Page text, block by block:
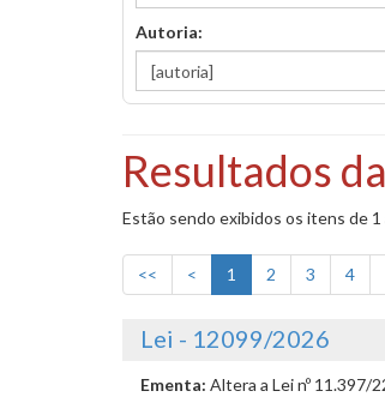
Autoria:
Resultados
Estão sendo exibidos os itens de
<< < 1 2 3 4
Lei - 12099/2026
Ementa: Altera a Lei nº 11.397/